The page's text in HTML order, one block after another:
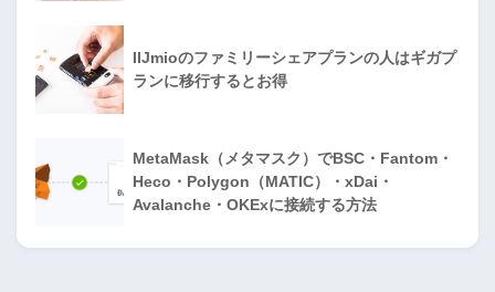
IIJmioのファミリーシェアプランの人はギガプ
ランに移行するとお得
MetaMask（メタマスク）でBSC・Fantom・
Heco・Polygon（MATIC）・xDai・
Avalanche・OKExに接続する方法